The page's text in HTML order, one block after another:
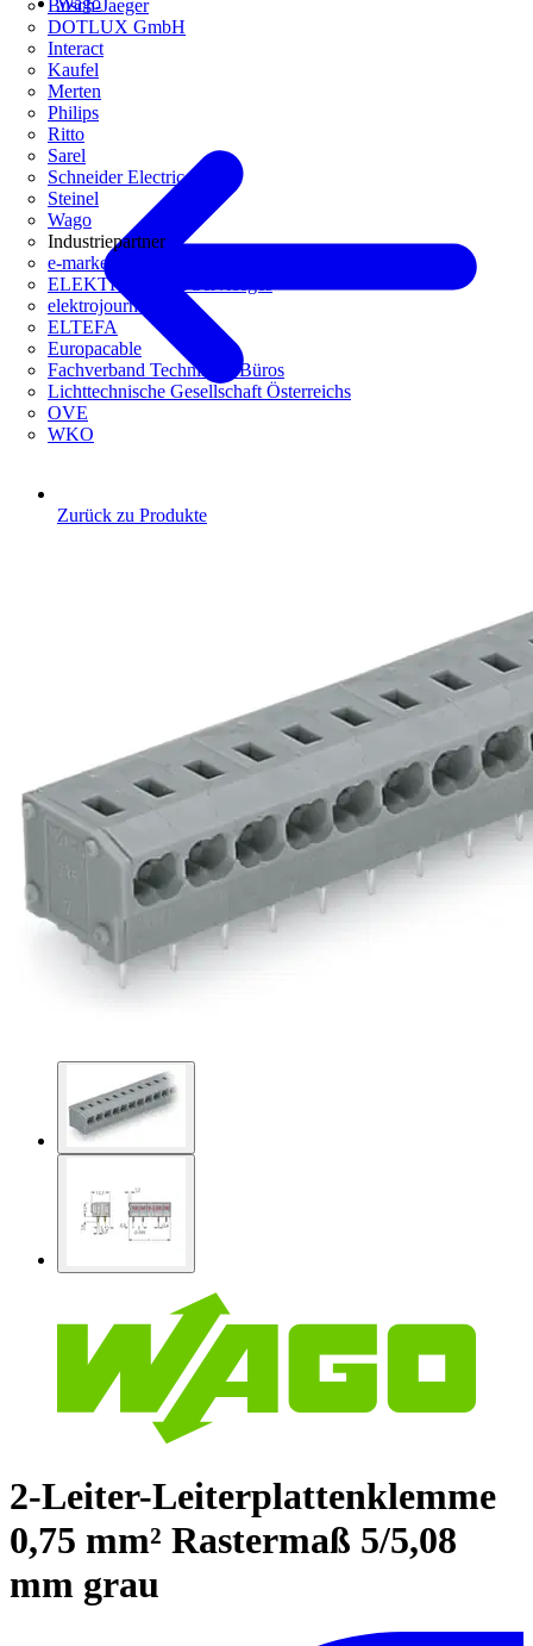
Busch-Jaeger
DOTLUX GmbH
Interact
Kaufel
Merten
Philips
Ritto
Sarel
Schneider Electric
Steinel
Wago
Industriepartner
e-marke
ELEKTRO Daten Serviceges
elektrojournal
ELTEFA
Europacable
Fachverband Technische Büros
Lichttechnische Gesellschaft Österreichs
OVE
WKO
Zurück zu Produkte
2-Leiter-Leiterplattenklemme
0,75 mm² Rastermaß 5/5,08
mm grau